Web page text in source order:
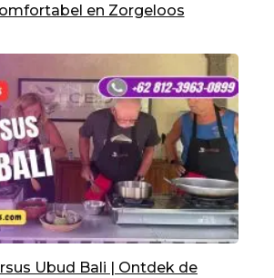
en Zorgeloos
Ubud Bali | Ontdek de